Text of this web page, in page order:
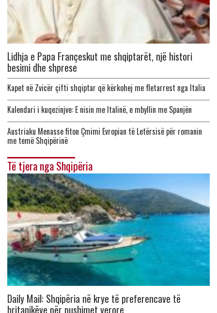
Lidhja e Papa Françeskut me shqiptarët, një histori
besimi dhe shprese
Kapet në Zvicër çifti shqiptar që kërkohej me fletarrest nga Italia
Kalendari i kuqezinjve: E nisin me Italinë, e mbyllin me Spanjën
Austriaku Menasse fiton Çmimi Evropian të Letërsisë për romanin
me temë Shqipërinë
Të tjera nga Shqipëria
Daily Mail: Shqipëria në krye të preferencave të
britanikëve për pushimet verore